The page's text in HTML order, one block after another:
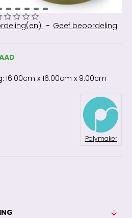
- Geef beoordeling
16.00cm x 16.00cm x 9.00cm
Polymaker